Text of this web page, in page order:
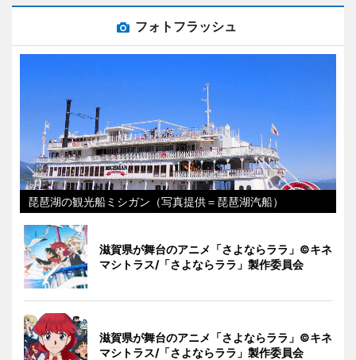
フォトフラッシュ
琵琶湖の観光船ミシガン（写真提供＝琵琶湖汽船）
滋賀県が舞台のアニメ「さよならララ」©キネ
マシトラス/「さよならララ」製作委員会
滋賀県が舞台のアニメ「さよならララ」©キネ
マシトラス/「さよならララ」製作委員会